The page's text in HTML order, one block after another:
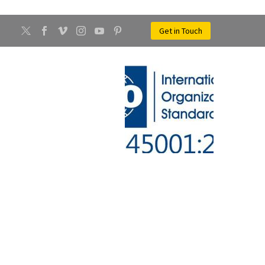
Get in Touch